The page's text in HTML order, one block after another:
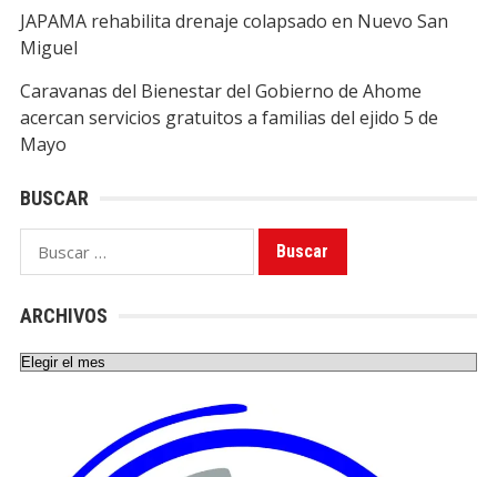
JAPAMA rehabilita drenaje colapsado en Nuevo San
Miguel
Caravanas del Bienestar del Gobierno de Ahome
acercan servicios gratuitos a familias del ejido 5 de
Mayo
BUSCAR
Buscar:
ARCHIVOS
Archivos